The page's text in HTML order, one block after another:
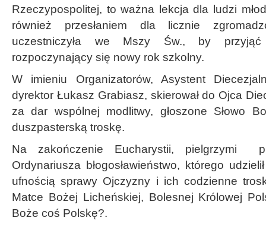
Rzeczypospolitej, to ważna lekcja dla ludzi
również przesłaniem dla licznie
uczestniczyła we Mszy Św., by przyjąć
rozpoczynający się nowy rok szkolny.
W imieniu Organizatorów, Asystent
dyrektor Łukasz Grabiasz, skierował do Ojca
za dar wspólnej modlitwy, głoszone Słowo
duszpasterską troskę.
Na zakończenie Eucharystii, pielgrzymi
Ordynariusza błogosławieństwo, którego
ufnością sprawy Ojczyzny i ich codzienne
Matce Bożej Licheńskiej, Bolesnej Królowej
Boże coś Polskę?.